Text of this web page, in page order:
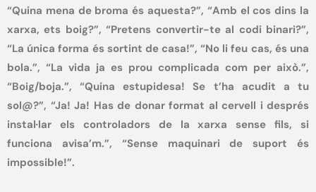
“Quina mena de broma és aquesta?”, “Amb el cos dins la
xarxa, ets boig?”, “Pretens convertir-te al codi binari?”,
“La única forma és sortint de casa!”, “No li feu cas, és una
bola.”, “La vida ja es prou complicada com per això.”,
“Boig/boja.”, “Quina estupidesa! Se t’ha acudit a tu
sol@?”, “Ja! Ja! Has de donar format al cervell i després
instal·lar els controladors de la xarxa sense fils, si
funciona avisa’m.”, “Sense maquinari de suport és
impossible!”.